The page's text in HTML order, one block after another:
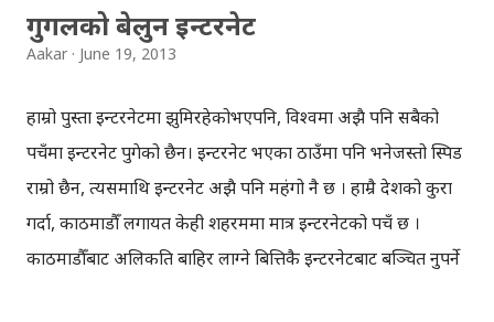
गुगलको बेलुन इन्टरनेट
Aakar June 19, 2013
हाम्रो पुस्ता इन्टरनेटमा झुमिरहेकोभएपनि, विश्वमा अझै पनि सबैको
पहुँचमा इन्टरनेट पुगेको छैन। इन्टरनेट भएका ठाउँमा पनि भनेजस्तो स्पिड
राम्रो छैन, त्यसमाथि इन्टरनेट अझै पनि महंगो नै छ । हाम्रै देशको कुरा
गर्दा, काठमाडौँ लगायत केही शहरममा मात्र इन्टरनेटको पहुँच छ ।
काठमाडौँबाट अलिकति बाहिर लाग्ने बित्तिकै इन्टरनेटबाट बञ्चित हुनुपर्ने